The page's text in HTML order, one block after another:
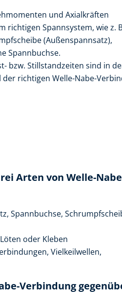
und Axialkräften
richtigen Spannsystem, wie z.
(Außenspannsatz),
Spannbuchse.
bzw. Stillstandzeiten sind in
richtigen Welle-Nabe-
Arten von Welle-
Spannbuchse,
oder Kleben
Vielkeilwellen,
Verbindung